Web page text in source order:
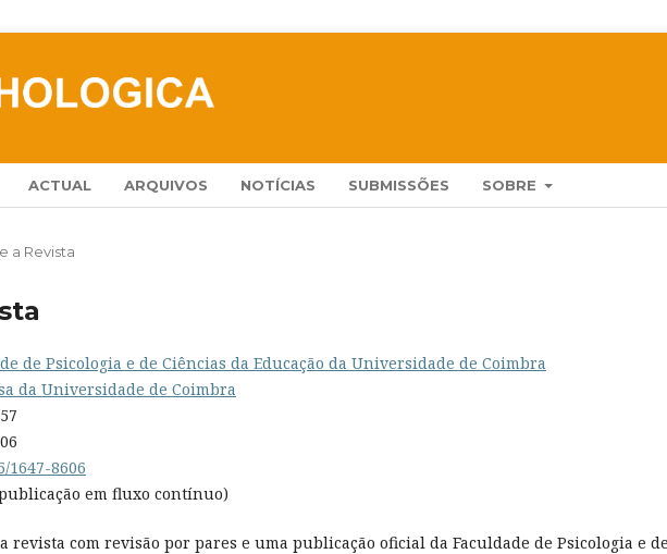
ACTUAL ARQUIVOS NOTÍCIAS SUBMISSÕES SOBRE
a Revista
de Psicologia e de Ciências da Educação da Universidade de Coimbra
da Universidade de Coimbra
1647-8606
em fluxo contínuo)
revista com revisão por pares e uma publicação oficial da Faculdade de Psicologia e